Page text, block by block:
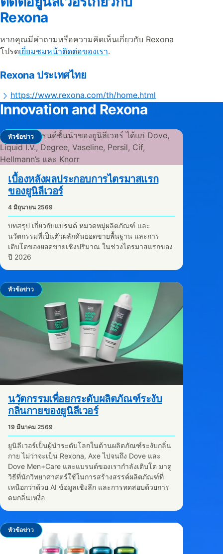
Rexona
หากคุณมีคำถามหรือความคิดเห็นเกี่ยวกับ Rexona
โปรดเยี่ยมชมหน้าติดต่อของเรา.
Rexona ประเทศไทย
https://www.rexona.com/th/home.html
Innovation and Rexona
หัวข้อข่าว
เบื้องหลังผลประกอบการไตรมาสแรก
ของยูนิลีเวอร์
4 มิถุนายน 2569
บทสรุป เกี่ยวกับแบรนด์ หมวดหมู่ผลิตภัณฑ์ และ
นวัตกรรมที่เป็นตัวผลักดันยอดขายพื้นฐาน และการ
เติบโตของยอดขายเชิงปริมาณ ในช่วงไตรมาสแรกของ
ปี 2026
หัวข้อข่าว
นวัตกรรมเพื่อยกระดับผลิตภัณฑ์ระงับ
กลิ่นกายของยูนิลีเวอร์
19 มีนาคม 2569
ยูนิลีเวอร์เป็นผู้นำระดับโลกในด้านผลิตภัณฑ์ระงับกลิ่น
กาย ไม่ว่าจะเป็น Rexona, Axe ไปจนถึง Dove และ
Dove Men+Care และแบรนด์ของเรากำลังเติบโต มาดู
วิธีที่นักวิทยาศาสตร์ใช้ในการสร้างสรรค์ผลิตภัณฑ์ที่
เหนือกว่าด้วย AI ข้อมูลเชิงลึก และการทดสอบด้วยการ
ดมกลิ่นเหงื่อ
หัวข้อข่าว